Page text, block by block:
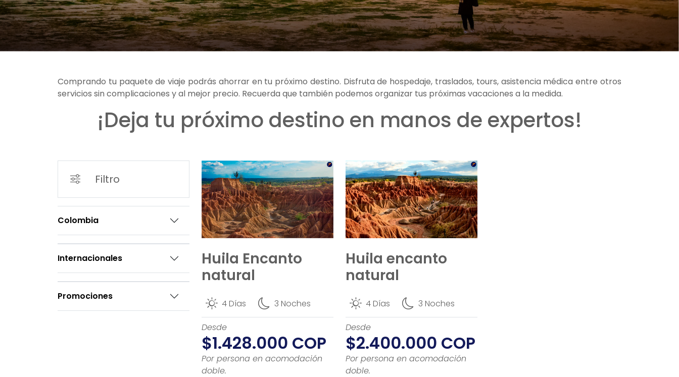
Comprando tu paquete de viaje podrás ahorrar en tu próximo destino. Disfruta de hospedaje, traslados, tours, asistencia médica entre otros
servicios sin complicaciones y al mejor precio. Recuerda que también podemos organizar tus próximas vacaciones a la medida.
¡Deja tu próximo destino en manos de expertos!
Filtro
Colombia
Internacionales
Promociones
Huila Encanto
natural
4 Días 3 Noches
Desde
$1.428.000 COP
Por persona en acomodación
doble.
Huila encanto
natural
4 Días 3 Noches
Desde
$2.400.000 COP
Por persona en acomodación
doble.